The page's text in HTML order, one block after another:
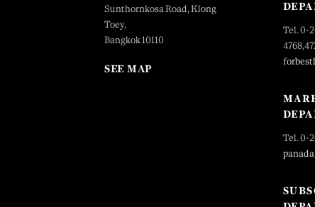
Sunthornkosa Road, Klong
Toey,
Bangkok 10110
SEE MAP
Tel. 0-
Tel. 0-